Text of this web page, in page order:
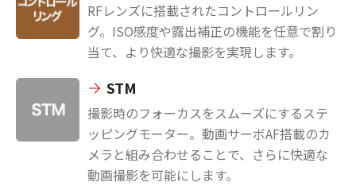
RFレンズに搭載されたコントロールリン
グ。ISO感度や露出補正の機能を任意で割り
当て、より快適な撮影を実現します。
STM
撮影時のフォーカスをスムーズにするステ
ッピングモーター。動画サーボAF搭載のカ
メラと組み合わせることで、さらに快適な
動画撮影を可能にします。